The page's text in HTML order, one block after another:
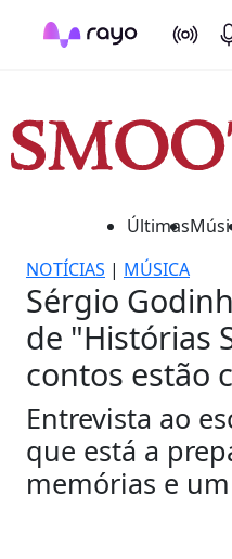
On Air
Últimas
NOTÍCIAS | MÚSICA
Sérgio
de "Histórias
contos estão
Entrevista ao
que está a
memórias e